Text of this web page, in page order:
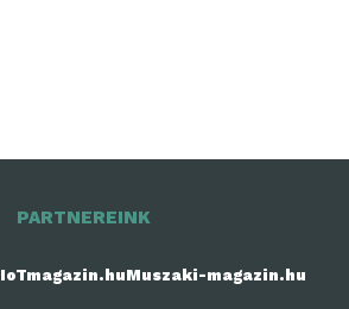
PARTNEREINK
IoTmagazin.huMuszaki-magazin.hu